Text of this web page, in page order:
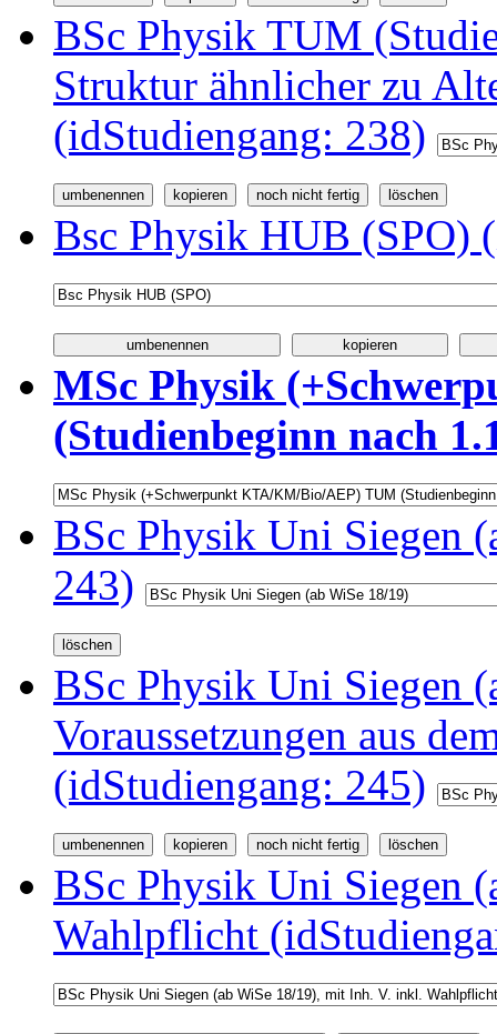
BSc Physik TUM
Struktur ähnlicher zu
(idStudiengang: 238)
Bsc Physik HUB (SPO)
MSc Physik
(Studienbeginn nach
BSc Physik Uni Siegen
243)
BSc Physik Uni Siegen
Voraussetzungen aus
(idStudiengang: 245)
BSc Physik Uni Siegen
Wahlpflicht